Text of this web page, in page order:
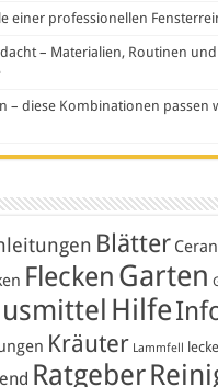
einer professionellen
– Materialien, Routinen
– diese Kombinationen passen
Blätter
Flecken Garten
Hilfe
Kräuter Lammfell
Ratgeber